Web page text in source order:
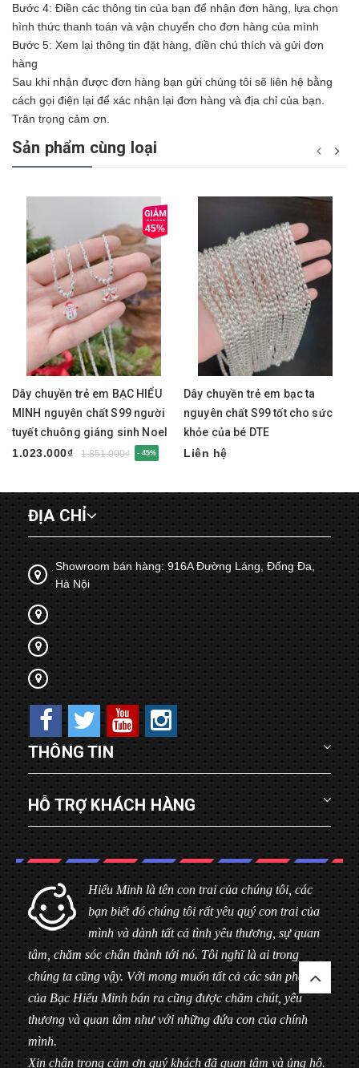
Bước 4: Điền các thông tin của bạn để nhận đơn hàng, lựa chọn
hình thức thanh toán và vận chuyển cho đơn hàng của mình
Bước 5: Xem lại thông tin đặt hàng, điền chú thích và gửi đơn
hàng
Sau khi nhận được đơn hàng bạn gửi chúng tôi sẽ liên hệ bằng
cách gọi điện lại để xác nhận lại đơn hàng và địa chỉ của bạn.
Trân trọng cảm ơn.
Sản phẩm cùng loại
45%
Dây chuyền trẻ em BẠC HIỂU
MINH nguyên chất S99 người
tuyết chuông giáng sinh Noel
DTE086
1.023.000₫ 1.851.000₫ - 45%
Dây chuyền trẻ em bạc ta
nguyên chất S99 tốt cho sức
khỏe của bé DTE
Liên hệ
ĐỊA CHỈ
Showroom bán hàng: 916A Đường Láng, Đống Đa,
Hà Nội
THÔNG TIN
HỖ TRỢ KHÁCH HÀNG
Hiểu Minh là tên con trai của chúng tôi, các
bạn biết đó chúng tôi rất yêu quý con trai của
mình và dành tất cả tình yêu thương, sự quan
tâm, chăm sóc chân thành tới nó. Tôi nghĩ là ai trong
chúng ta cũng vậy. Với mong muốn tất cả các sản phẩm
của Bạc Hiểu Minh bán ra cũng được chăm chút, yêu
thương và quan tâm như với những đứa con của chính
mình.
Xin chân trọng cảm ơn quý khách đã quan tâm và ủng hộ.